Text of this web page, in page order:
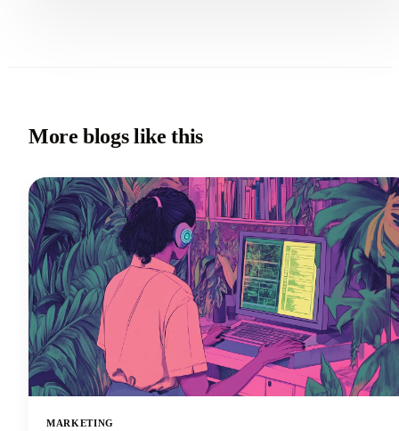
More blogs like this
MARKETING